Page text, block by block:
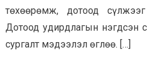
төхөөрөмж, дотоод
Дотоод удирдлагын нэгдсэн
сургалт мэдээлэл өглөө. […]